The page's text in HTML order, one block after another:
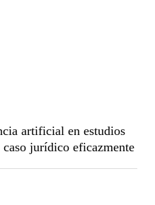
artificial en estudios
jurídico eficazmente